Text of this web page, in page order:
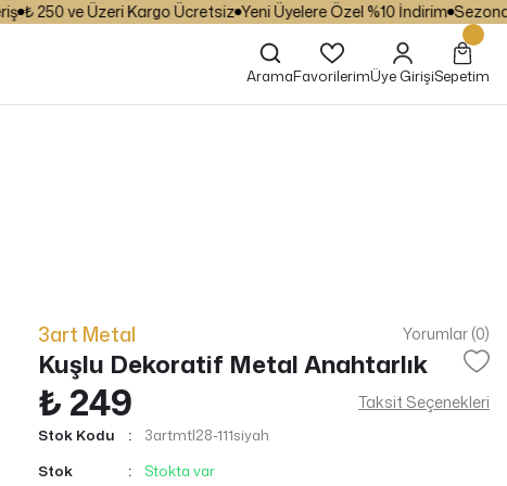
₺ 250 ve Üzeri Kargo Ücretsiz Yeni Üyelere Özel %10 İndirim Sezona
AramaFavorilerimÜye GirişiSepetim
3art Metal Yorumlar (0)
Kuşlu Dekoratif Metal Anahtarlık
₺ 249 Taksit Seçenekleri
Stok Kodu
3artmtl28-111siyah
Stok
Stokta var